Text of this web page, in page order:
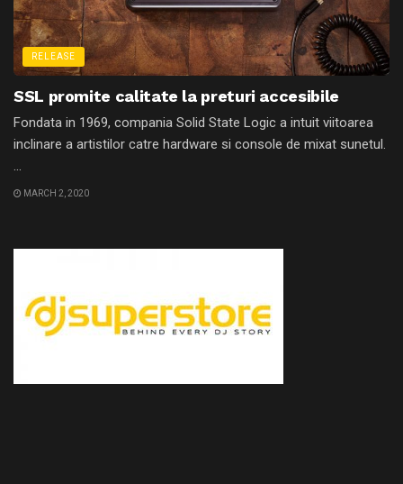
RELEASE
SSL promite calitate la preturi accesibile
Fondata in 1969, compania Solid State Logic a intuit viitoarea
inclinare a artistilor catre hardware si console de mixat sunetul.
...
MARCH 2, 2020